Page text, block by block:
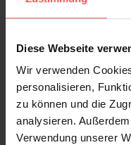
Diese Webseite
Wir verwenden
personalisieren,
zu können und die
analysieren.
Verwendung unserer
Octopus, orange
150,00 €